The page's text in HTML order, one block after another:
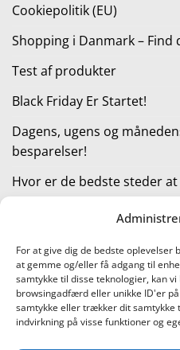
For at give dig de bedste oplevelser
at gemme og/eller få adgang til
samtykke til disse teknologier, kan
browsingadfærd eller unikke ID'er
samtykke eller trækker dit samtykke
indvirkning på visse funktioner og
Cookiepolitik (EU)
Shopping i Danmark –
Test af produkter
Black Friday Er Startet!
Dagens, ugens og
besparelser!
Hvor er de bedste steder at
Kategorier